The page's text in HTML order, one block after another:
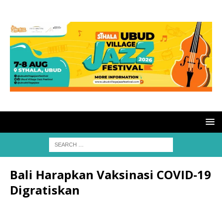
Bali Harapkan Vaksinasi COVID-19
Digratiskan